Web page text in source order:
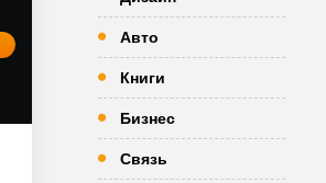
Авто
Книги
Бизнес
Связь